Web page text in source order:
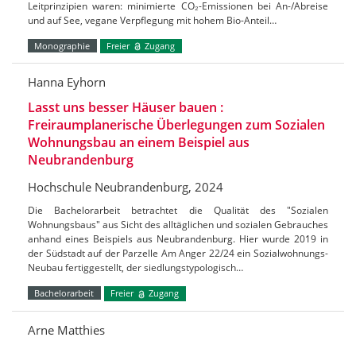
Leitprinzipien waren: minimierte CO₂-Emissionen bei An-/Abreise
und auf See, vegane Verpflegung mit hohem Bio-Anteil…
Monographie Freier Zugang
Hanna Eyhorn
Lasst uns besser Häuser bauen :
Freiraumplanerische Überlegungen zum Sozialen
Wohnungsbau an einem Beispiel aus
Neubrandenburg
Hochschule Neubrandenburg, 2024
Die Bachelorarbeit betrachtet die Qualität des "Sozialen
Wohnungsbaus" aus Sicht des alltäglichen und sozialen Gebrauches
anhand eines Beispiels aus Neubrandenburg. Hier wurde 2019 in
der Südstadt auf der Parzelle Am Anger 22/24 ein Sozialwohnungs-
Neubau fertiggestellt, der siedlungstypologisch…
Bachelorarbeit Freier Zugang
Arne Matthies